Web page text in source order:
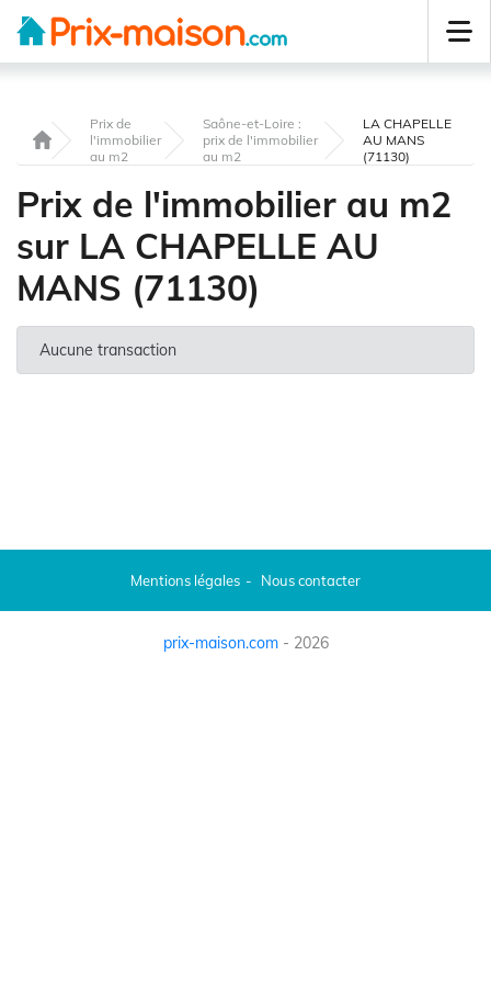
Prix de
l'immobilier
au m2
Saône-et-Loire :
prix de l'immobilier
au m2
LA CHAPELLE
AU MANS
(71130)
Prix de l'immobilier au m2
sur LA CHAPELLE AU
MANS (71130)
Aucune transaction
Mentions légales Nous contacter
prix-maison.com- 2026